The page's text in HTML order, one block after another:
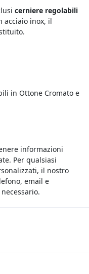
cerniere regolabili
acciaio inox, il
in Ottone Cromato e
informazioni
Per qualsiasi
il nostro
email e